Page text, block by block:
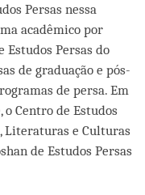
Persas nessa
acadêmico por
Persas do
de graduação e pós-
de persa. Em
Centro de Estudos
Literaturas e Culturas
de Estudos Persas